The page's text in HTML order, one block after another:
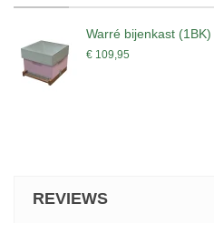
Warré bijenkast
€ 109,95
REVIEWS